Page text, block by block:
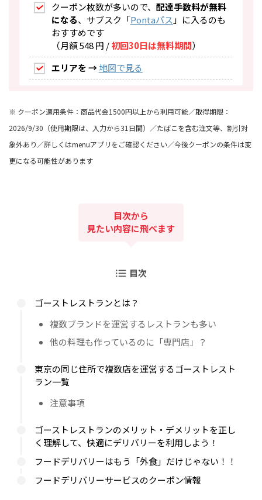
クーポン枚数が多いので、 配達手数料が無料
になる、サブスク「Pontaパス 」に入るのも
おすすめです
（月額 548 円 /初回30日は無料期間）
エリアを →地図で見る
※ クーポン適用条件：商品代金1500円以上から利用可能／取得期限：
2026/9/30（使用期限は、入力から31日間）／たばこを含む注文等、割引対
象外あり／詳しくはmenuアプリをご確認ください／今後クーポンの条件は変
更になる可能性があります
目次から
見たい内容に飛べます
目次
ゴーストレストランとは？
複数ブランドを運営するレストランも多い
他の料理も作っているのに「専門店」？
東京の同じ住所で複数店を運営するゴーストレスト
ラン一覧
注意事項
ゴーストレストランのメリット・デメリットを正し
く理解して、快適にデリバリーを利用しよう！
フードデリバリーはもう「外食」だけじゃない！！
フードデリバリーサービスのクーポン情報